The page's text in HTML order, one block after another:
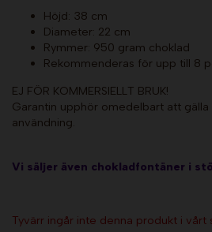
Höjd: 38 cm
Diameter: 22 cm
Rymmer: 950 gram choklad
Rekommenderas för upp till 8
EJ FÖR KOMMERSIELLT BRUK!
Garantin upphör omedelbart att
användning.
Vi säljer även chokladfontäner i
Tyvärr ingår inte denna produkt i vårt